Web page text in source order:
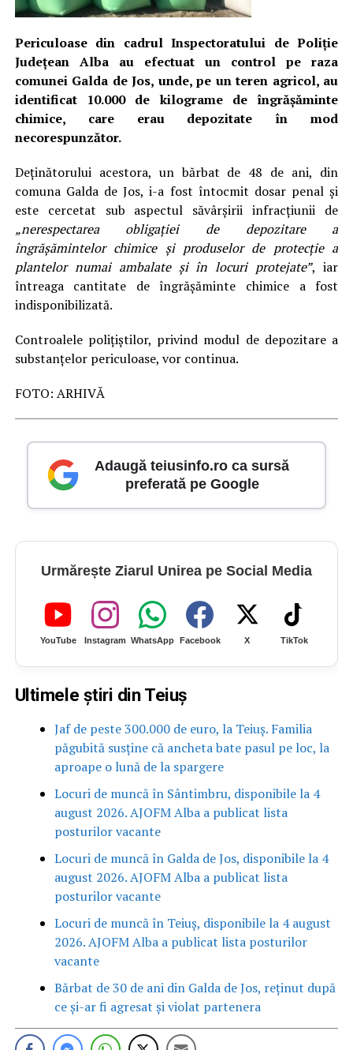
Periculoase din cadrul Inspectoratului de Poliţie
Judeţean Alba au efectuat un control pe raza
comunei Galda de Jos, unde, pe un teren agricol, au
identificat 10.000 de kilograme de îngrășăminte
chimice, care erau depozitate în mod
necorespunzător.
Deţinătorului acestora, un bărbat de 48 de ani, din
comuna Galda de Jos, i-a fost întocmit dosar penal şi
este cercetat sub aspectul săvârşirii infracţiunii de
„nerespectarea obligației de depozitare a
îngrășămintelor chimice și produselor de protecție a
plantelor numai ambalate și în locuri protejate”, iar
întreaga cantitate de îngrăşăminte chimice a fost
indisponibilizată.
Controalele poliţiştilor, privind modul de depozitare a
substanțelor periculoase, vor continua.
FOTO: ARHIVĂ
Adaugă teiusinfo.ro ca sursă
preferată pe Google
Urmărește Ziarul Unirea pe Social Media
YouTube Instagram WhatsApp Facebook X TikTok
Ultimele știri din Teiuș
Jaf de peste 300.000 de euro, la Teiuș. Familia
păgubită susține că ancheta bate pasul pe loc, la
aproape o lună de la spargere
Locuri de muncă în Sântimbru, disponibile la 4
august 2026. AJOFM Alba a publicat lista
posturilor vacante
Locuri de muncă în Galda de Jos, disponibile la 4
august 2026. AJOFM Alba a publicat lista
posturilor vacante
Locuri de muncă în Teiuș, disponibile la 4 august
2026. AJOFM Alba a publicat lista posturilor
vacante
Bărbat de 30 de ani din Galda de Jos, reținut după
ce și-ar fi agresat și violat partenera